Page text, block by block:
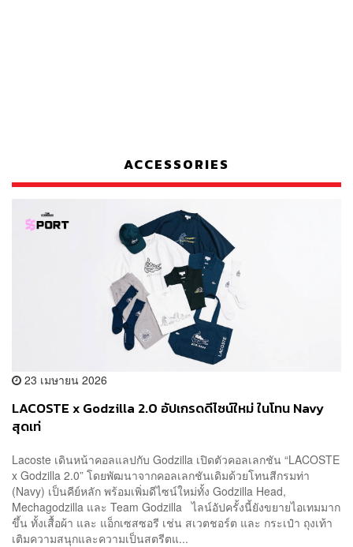
ACCESSORIES
23 เมษายน 2026
LACOSTE x Godzilla 2.0 อัปเกรดดีไซน์ใหม่ ในโทน Navy
สุดเท่
Lacoste เดินหน้าคอลแลปกับ Godzilla เปิดตัวคอลเลกชัน “LACOSTE
x Godzilla 2.0” โดยพัฒนาจากคอลเลกชันเดิมด้วยโทนสีกรมท่า
(Navy) เป็นคีย์หลัก พร้อมเพิ่มดีไซน์ใหม่ทั้ง Godzilla Head,
Mechagodzilla และ Team Godzilla ไลน์อัปครั้งนี้ยังขยายไอเทมมาก
ขึ้น ทั้งเสื้อผ้า และ แอ็กเซสซอรี เช่น สเวตชอร์ต และ กระเป๋า ถุงเท้า
เติมความสนุกและความเป็นสตรีตแ...